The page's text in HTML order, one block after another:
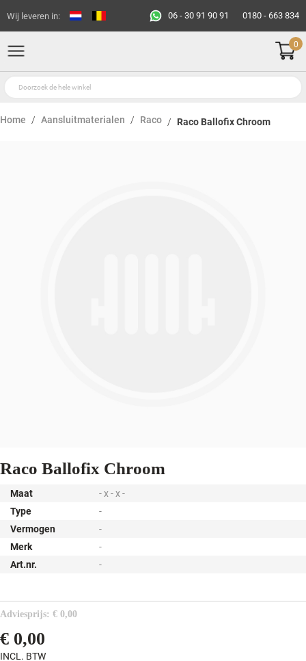
Wij leveren in: 06 - 30 91 90 91 0180 - 663 834
0
Home Aansluitmaterialen Raco Raco Ballofix Chroom
Raco Ballofix Chroom
Maat
- x - x -
Type
-
Vermogen
-
Merk
-
Art.nr.
-
Adviesprijs: € 0,00
€ 0,00
INCL. BTW